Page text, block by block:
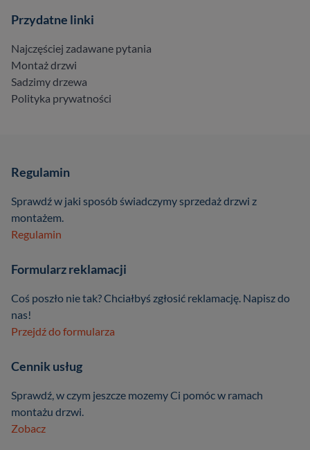
Przydatne linki
Najczęściej zadawane pytania
Montaż drzwi
Sadzimy drzewa
Polityka prywatności
Regulamin
Sprawdź w jaki sposób świadczymy sprzedaż drzwi z
montażem.
Regulamin
Formularz reklamacji
Coś poszło nie tak? Chciałbyś zgłosić reklamację. Napisz do
nas!
Przejdź do formularza
Cennik usług
Sprawdź, w czym jeszcze mozemy Ci pomóc w ramach
montażu drzwi.
Zobacz